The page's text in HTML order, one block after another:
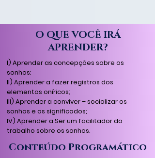
O QUE VOCÊ IRÁ
APRENDER?
I) Aprender as concepções sobre os
sonhos;
II) Aprender a fazer registros dos
elementos oníricos;
III) Aprender a conviver – socializar os
sonhos e os significados;
IV) Aprender a Ser um facilitador do
trabalho sobre os sonhos.
Conteúdo Programático